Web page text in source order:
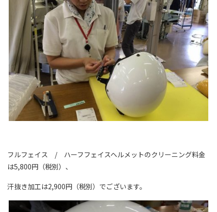
フルフェイス / ハーフフェイスヘルメットのクリーニング料金
は5,800円（税別）、
汗抜き加工は2,900円（税別）でございます。